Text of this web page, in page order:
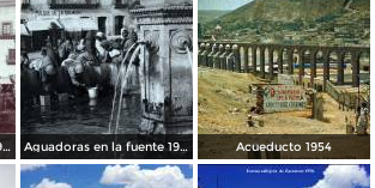
Aguadores en la fuente 1904 Aguadoras en la fuente 1901 Acueducto 1954